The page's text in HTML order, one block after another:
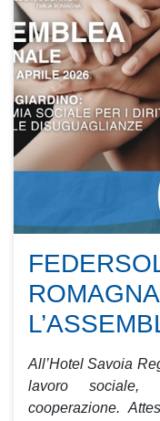
All’Hotel Savoia
lavoro sociale,
cooperazione.